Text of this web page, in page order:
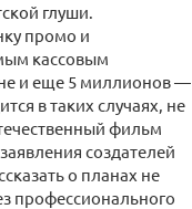
глуши.
промо и
кассовым
и еще 5 миллионов —
в таких случаях, не
фильм
создателей
о планах не
профессионального